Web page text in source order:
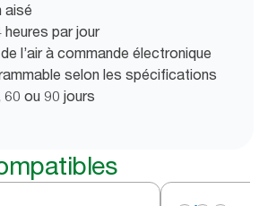
aisé
heures par jour
l’air à commande électronique
selon les spécifications
60 ou 90 jours